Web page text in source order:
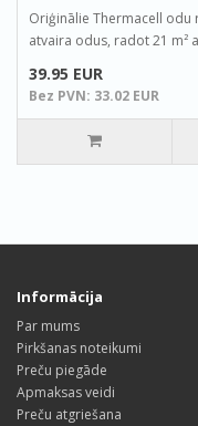
Oriģinālie Thermacell odu
atvaira odus, radot 21 m²
39.95 EUR
Bez PVN: 33.02 EUR
Informācija
Par mums
Pirkšanas noteikumi
Preču piegāde
Apmaksas veidi
Preču atgriešana